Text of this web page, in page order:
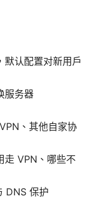
默认配置对新用户
服务器
、其他自家协
走 VPN、哪些不
DNS 保护